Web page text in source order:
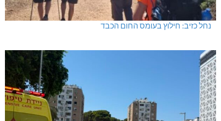
נחל כזיב: חילוץ בעומס החום הכבד